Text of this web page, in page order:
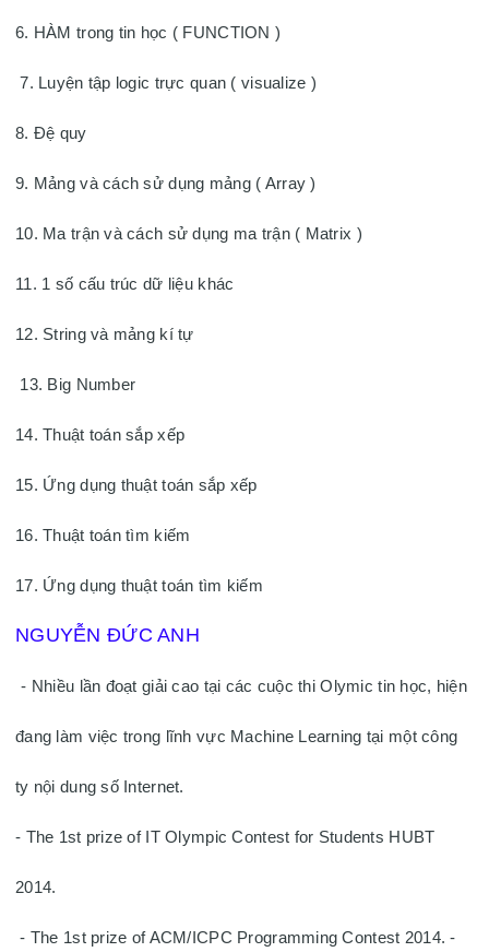
6. HÀM trong tin học ( FUNCTION )
7. Luyện tập logic trực quan ( visualize )
8. Đệ quy
9. Mảng và cách sử dụng mảng ( Array )
10. Ma trận và cách sử dụng ma trận ( Matrix )
11. 1 số cấu trúc dữ liệu khác
12. String và mảng kí tự
13. Big Number
14. Thuật toán sắp xếp
15. Ứng dụng thuật toán sắp xếp
16. Thuật toán tìm kiếm
17. Ứng dụng thuật toán tìm kiếm
NGUYỄN ĐỨC ANH
- Nhiều lần đoạt giải cao tại các cuộc thi Olymic tin học, hiện
đang làm việc trong lĩnh vực Machine Learning tại một công
ty nội dung số Internet.
- The 1st prize of IT Olympic Contest for Students HUBT
2014.
- The 1st prize of ACM/ICPC Programming Contest 2014. -